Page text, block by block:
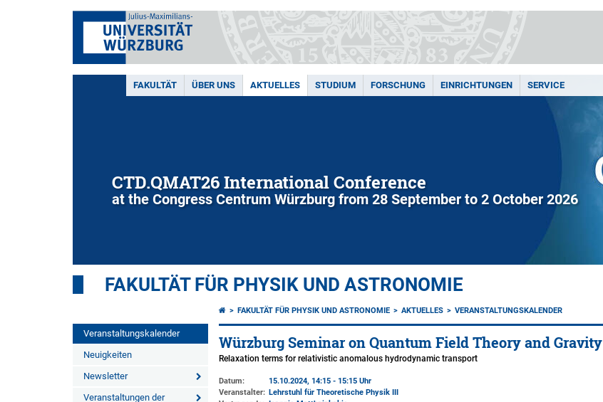
FAKULTÄT ÜBER UNS AKTUELLES STUDIUM FORSCHUNG EINRICHTUNGEN SERVICE
CTD.QMAT26 International Conference
at the Congress Centrum Würzburg from 28 September to 2 October 2026
FAKULTÄT FÜR PHYSIK UND ASTRONOMIE
Veranstaltungskalender
Neuigkeiten
Newsletter
Veranstaltungen der
FAKULTÄT FÜR PHYSIK UND ASTRONOMIE AKTUELLES VERANSTALTUNGSKALENDER
Würzburg Seminar on Quantum Field Theory and Gravity
Relaxation terms for relativistic anomalous hydrodynamic transport
Datum:
15.10.2024, 14:15 - 15:15 Uhr
Veranstalter: Lehrstuhl für Theoretische Physik III